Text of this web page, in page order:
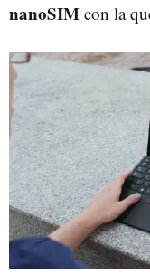
nanoSIM con la